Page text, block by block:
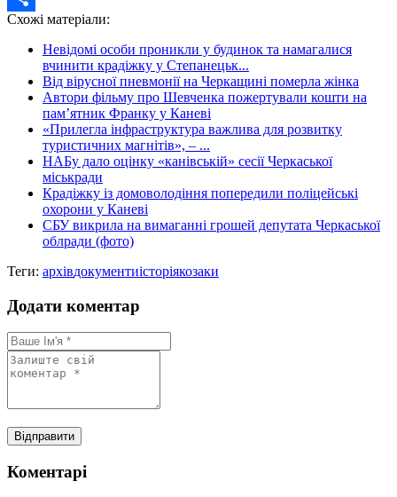
Share
Схожі матеріали:
Невідомі особи проникли у будинок та намагалися
вчинити крадіжку у Степанецьк...
Від вірусної пневмонії на Черкащині померла жінка
Автори фільму про Шевченка пожертували кошти на
пам’ятник Франку у Каневі
«Прилегла інфраструктура важлива для розвитку
туристичних магнітів», – ...
НАБу дало оцінку «канівській» сесії Черкаської
міськради
Крадіжку із домоволодіння попередили поліцейські
охорони у Каневі
СБУ викрила на вимаганні грошей депутата Черкаської
облради (фото)
Теги: архівдокументиісторіякозаки
Додати коментар
Коментарі